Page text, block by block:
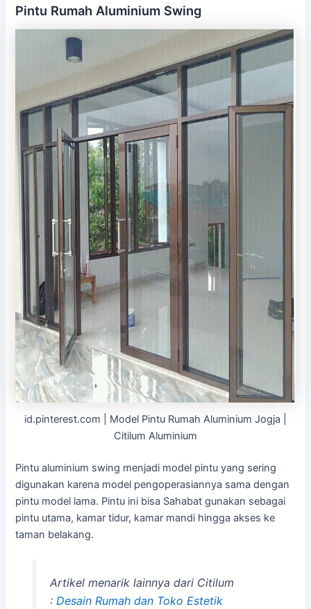
Pintu Rumah Aluminium Swing
id.pinterest.com | Model Pintu Rumah Aluminium Jogja |
Citilum Aluminium
Pintu aluminium swing menjadi model pintu yang sering
digunakan karena model pengoperasiannya sama dengan
pintu model lama. Pintu ini bisa Sahabat gunakan sebagai
pintu utama, kamar tidur, kamar mandi hingga akses ke
taman belakang.
Artikel menarik lainnya dari Citilum
: Desain Rumah dan Toko Estetik